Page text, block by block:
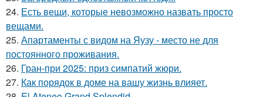
24. Есть вещи, которые невозможно назвать просто
вещами.
25. Апартаменты с видом на Яузу - место не для
постоянного проживания.
26. Гран-при 2025: приз симпатий жюри.
27. Как порядок в доме на вашу жизнь влияет.